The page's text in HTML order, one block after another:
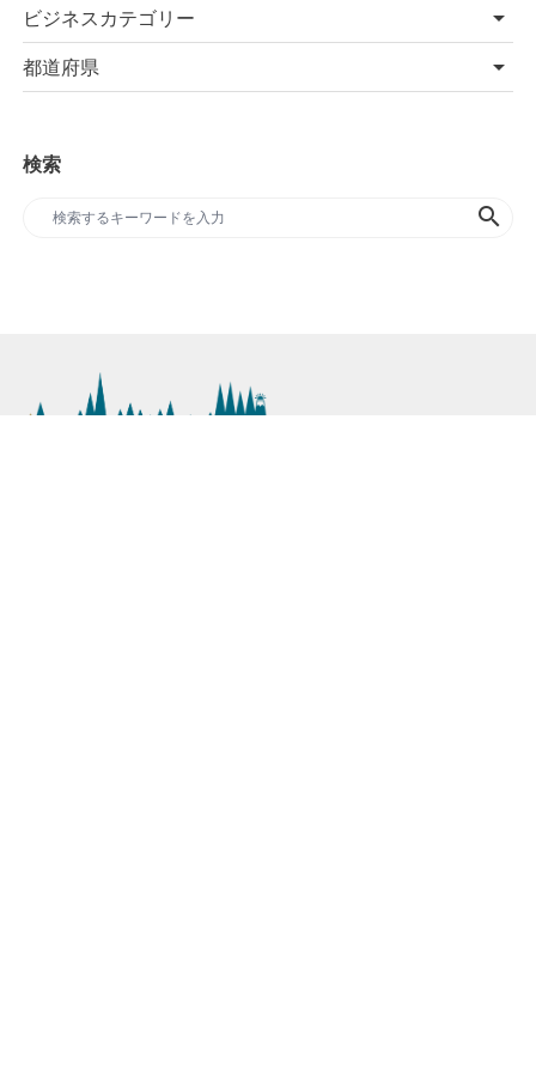
ビジネスカテゴリー
都道府県
検索
search